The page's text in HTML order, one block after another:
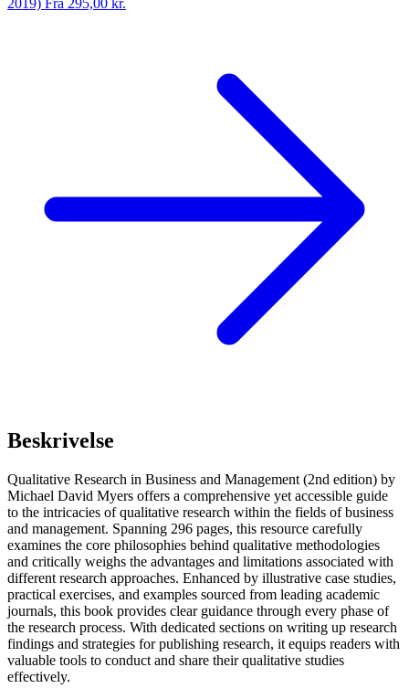
2019) Fra 295,00 kr.
Beskrivelse
Qualitative Research in Business and Management (2nd edition) by
Michael David Myers offers a comprehensive yet accessible guide
to the intricacies of qualitative research within the fields of business
and management. Spanning 296 pages, this resource carefully
examines the core philosophies behind qualitative methodologies
and critically weighs the advantages and limitations associated with
different research approaches. Enhanced by illustrative case studies,
practical exercises, and examples sourced from leading academic
journals, this book provides clear guidance through every phase of
the research process. With dedicated sections on writing up research
findings and strategies for publishing research, it equips readers with
valuable tools to conduct and share their qualitative studies
effectively.